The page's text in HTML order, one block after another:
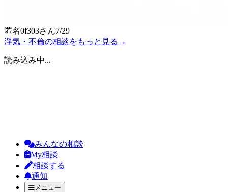
匿名0f303さん7/29
浮気・不倫の相談をもっと見る →
読み込み中...
みんなの相談
My相談
相談する
通知
メニュー